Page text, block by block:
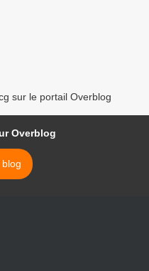
sur le portail Overblog
Overblog